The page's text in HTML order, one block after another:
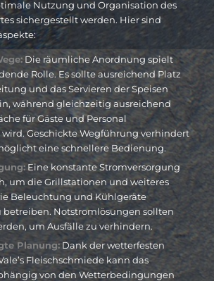
Nutzung und Organisation des
sichergestellt werden. Hier sind
Die räumliche Anordnung spielt
Rolle. Es sollte ausreichend Platz
und das Servieren der Speisen
während gleichzeitig ausreichend
für Gäste und Personal
Geschickte Wegführung verhindert
eine schnellere Bedienung.
Eine konstante Stromversorgung
um die Grillstationen und weiteres
Beleuchtung und Kühlgeräte
betreiben. Notstromlösungen sollten
um Ausfälle zu verhindern.
Planung:Dank der wetterfesten
Fleischschmiede kann das
von den Wetterbedingungen